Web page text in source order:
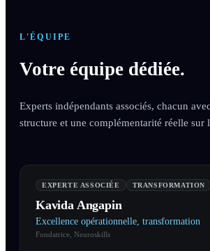
L'ÉQUIPE
Votre équipe dédiée.
Experts indépendants associés, chacun
structure et une complémentarité réelle sur
EXPERTE ASSOCIÉE TRANSFORMATION
Kavida Angapin
Excellence opérationnelle, transformation
Fondatrice, Neuroskills